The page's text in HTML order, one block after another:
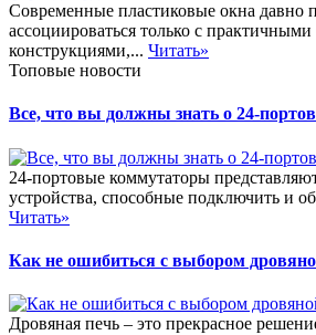
Современные пластиковые окна давно
ассоциироваться только с
конструкциями,... Читать»
Топовые новости
Все, что вы должны знать о 24-
24-портовые коммутаторы
устройства, способные подключить и
Читать»
Как не ошибиться с выбором
Дровяная печь – это прекрасное